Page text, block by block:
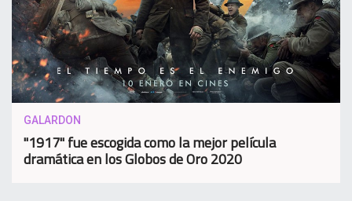
GALARDON
"1917" fue escogida como la mejor película
dramática en los Globos de Oro 2020